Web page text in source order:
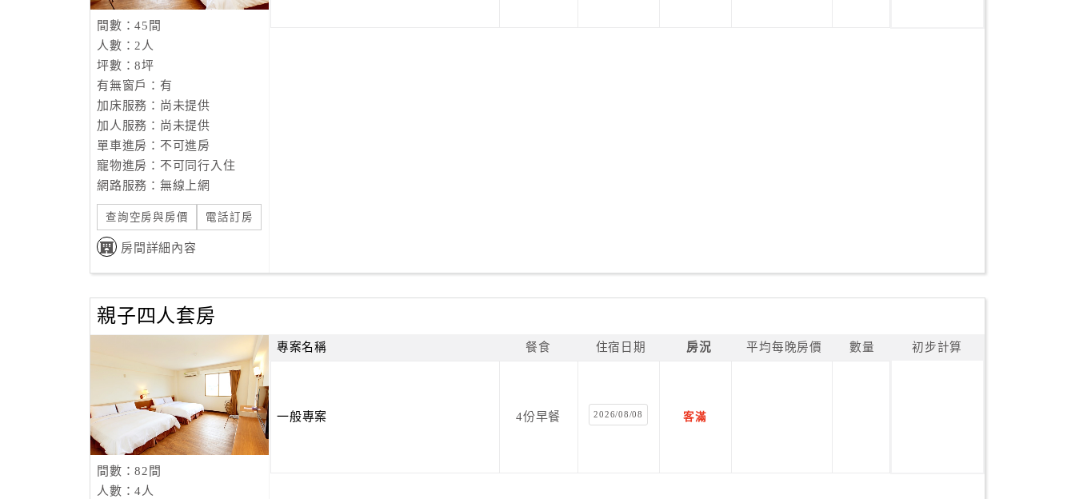
間數：45間
人數：2人
坪數：8坪
有無窗戶：有
加床服務：尚未提供
加人服務：尚未提供
單車進房：不可進房
寵物進房：不可同行入住
網路服務：無線上網
查詢空房與房價 電話訂房
房間詳細內容
親子四人套房
間數：82間
人數：4人
專案名稱 餐食 住宿日期 房況 平均每晚房價 數量 初步計算
一般專案 4份早餐 2026/08/08 客滿